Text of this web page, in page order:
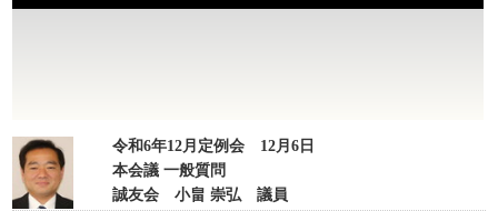
令和6年12月定例会 12月6日
本会議 一般質問
誠友会 小畠 崇弘 議員